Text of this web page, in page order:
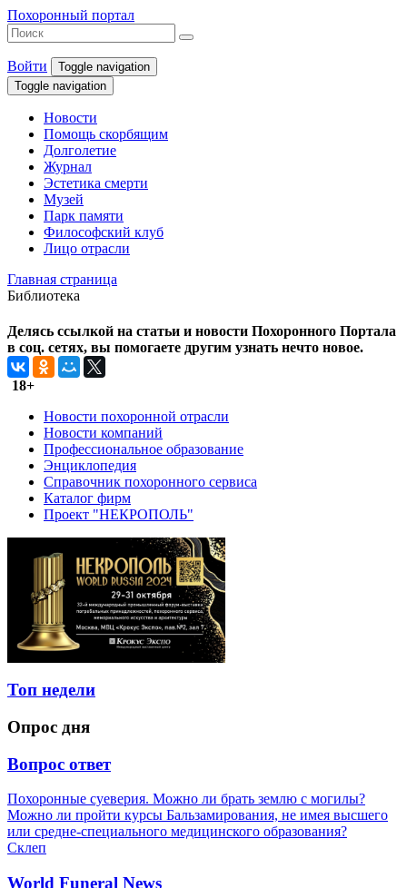
Похоронный портал
Войти
Toggle navigation
Toggle navigation
Новости
Помощь скорбящим
Долголетие
Журнал
Эстетика смерти
Музей
Парк памяти
Философский клуб
Лицо отрасли
Главная страница
Библиотека
Делясь ссылкой на статьи и новости Похоронного Портала
в соц. сетях, вы помогаете другим узнать нечто новое.
18+
Новости похоронной отрасли
Новости компаний
Профессиональное образование
Энциклопедия
Справочник похоронного сервиса
Каталог фирм
Проект "НЕКРОПОЛЬ"
Топ недели
Опрос дня
Вопрос ответ
Похоронные суеверия. Можно ли брать землю с могилы?
Можно ли пройти курсы Бальзамирования, не имея высшего
или средне-специального медицинского образования?
Склеп
World Funeral News